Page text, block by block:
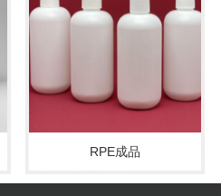
RPE成品